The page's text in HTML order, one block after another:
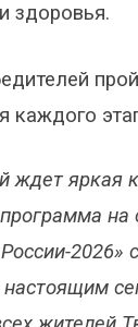
здоровья.
каждого
ждет яркая
2026»
настоящим